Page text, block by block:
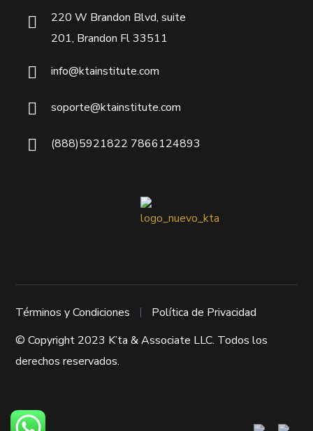
220 W Brandon Blvd, suite
201, Brandon Fl 33511
info@ktainstitute.com
soporte@ktainstitute.com
(888)5921822 7866124893
Términos y Condiciones
Política de Privacidad
© Copyright 2023 K’ta & Associate LLC. Todos los
derechos reservados.